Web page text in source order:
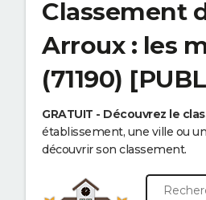
Classement
Arroux : les
(71190)
GRATUIT - Découvrez le
établissement, une ville ou
découvrir son classement.